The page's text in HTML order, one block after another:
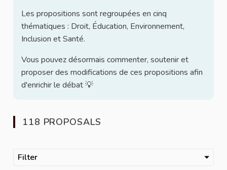
Les propositions sont regroupées en cinq
thématiques : Droit, Éducation, Environnement,
Inclusion et Santé.
Vous pouvez désormais commenter, soutenir et
proposer des modifications de ces propositions afin
d'enrichir le débat 💡
118 PROPOSALS
Filter